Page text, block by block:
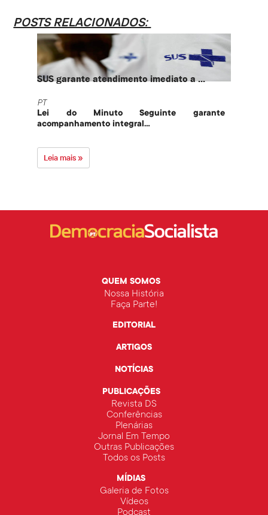
POSTS RELACIONADOS:
SUS garante atendimento imediato a ...
PT
Lei do Minuto Seguinte garante
acompanhamento integral...
Leia mais »
QUEM SOMOS
Nossa História
Faça Parte!
EDITORIAL
ARTIGOS
NOTÍCIAS
PUBLICAÇÕES
Revista DS
Conferências
Plenárias
Jornal Em Tempo
Outras Publicações
Todos os Posts
MÍDIAS
Galeria de Fotos
Vídeos
Podcast